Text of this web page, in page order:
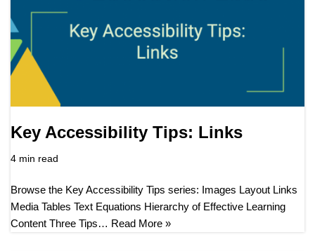
Key Accessibility Tips: Links
4 min read
Browse the Key Accessibility Tips series: Images Layout Links
Media Tables Text Equations Hierarchy of Effective Learning
Content Three Tips… Read More »